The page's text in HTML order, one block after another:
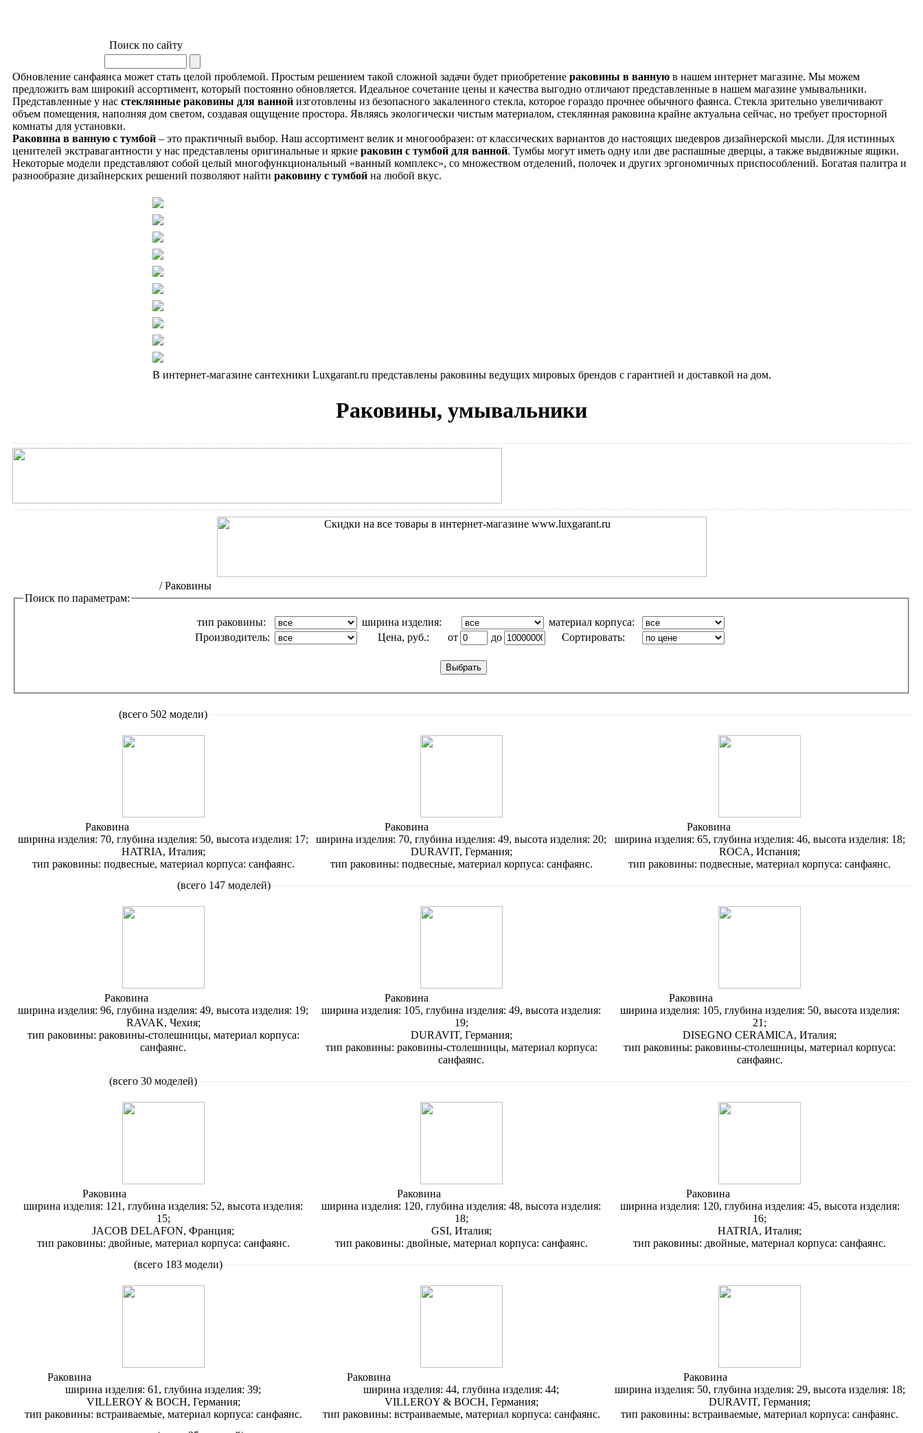
Поиск по сайту
Обновление санфаянса может стать целой проблемой. Простым решением такой сложной задачи будет приобретение раковины в ванную в нашем интернет магазине. Мы можем
предложить вам широкий ассортимент, который постоянно обновляется. Идеальное сочетание цены и качества выгодно отличают представленные в нашем магазине умывальники.
Представленные у нас стеклянные раковины для ванной изготовлены из безопасного закаленного стекла, которое гораздо прочнее обычного фаянса. Стекла зрительно увеличивают
объем помещения, наполняя дом светом, создавая ощущение простора. Являясь экологически чистым материалом, стеклянная раковина крайне актуальна сейчас, но требует просторной
комнаты для установки.
Раковина в ванную с тумбой – это практичный выбор. Наш ассортимент велик и многообразен: от классических вариантов до настоящих шедевров дизайнерской мысли. Для истинных
ценителей экстравагантности у нас представлены оригинальные и яркие раковин с тумбой для ванной. Тумбы могут иметь одну или две распашные дверцы, а также выдвижные ящики.
Некоторые модели представляют собой целый многофункциональный «ванный комплекс», со множеством отделений, полочек и других эргономичных приспособлений. Богатая палитра и
разнообразие дизайнерских решений позволяют найти раковину с тумбой на любой вкус.
В интернет-магазине сантехники Luxgarant.ru представлены раковины ведущих мировых брендов с гарантией и доставкой на дом.
Раковины, умывальники
/Раковины
Поиск по параметрам:
тип раковины: ширина изделия:
материал корпуса:
Производитель:
Цена, руб.: от до Сортировать:
(всего 502 модели)
Раковина
ширина изделия: 70, глубина изделия: 50, высота изделия: 17;
HATRIA, Италия;
тип раковины: подвесные, материал корпуса: санфаянс.
Раковина
ширина изделия: 70, глубина изделия: 49, высота изделия: 20;
DURAVIT, Германия;
тип раковины: подвесные, материал корпуса: санфаянс.
Раковина
ширина изделия: 65, глубина изделия: 46, высота изделия: 18;
ROCA, Испания;
тип раковины: подвесные, материал корпуса: санфаянс.
(всего 147 моделей)
Раковина
ширина изделия: 96, глубина изделия: 49, высота изделия: 19;
RAVAK, Чехия;
тип раковины: раковины-столешницы, материал корпуса:
санфаянс.
Раковина
ширина изделия: 105, глубина изделия: 49, высота изделия:
19;
DURAVIT, Германия;
тип раковины: раковины-столешницы, материал корпуса:
санфаянс.
Раковина
ширина изделия: 105, глубина изделия: 50, высота изделия:
21;
DISEGNO CERAMICA, Италия;
тип раковины: раковины-столешницы, материал корпуса:
санфаянс.
(всего 30 моделей)
Раковина
ширина изделия: 121, глубина изделия: 52, высота изделия:
15;
JACOB DELAFON, Франция;
тип раковины: двойные, материал корпуса: санфаянс.
Раковина
ширина изделия: 120, глубина изделия: 48, высота изделия:
18;
GSI, Италия;
тип раковины: двойные, материал корпуса: санфаянс.
Раковина
ширина изделия: 120, глубина изделия: 45, высота изделия:
16;
HATRIA, Италия;
тип раковины: двойные, материал корпуса: санфаянс.
(всего 183 модели)
Раковина
ширина изделия: 61, глубина изделия: 39;
VILLEROY & BOCH, Германия;
тип раковины: встраиваемые, материал корпуса: санфаянс.
Раковина
ширина изделия: 44, глубина изделия: 44;
VILLEROY & BOCH, Германия;
тип раковины: встраиваемые, материал корпуса: санфаянс.
Раковина
ширина изделия: 50, глубина изделия: 29, высота изделия: 18;
DURAVIT, Германия;
тип раковины: встраиваемые, материал корпуса: санфаянс.